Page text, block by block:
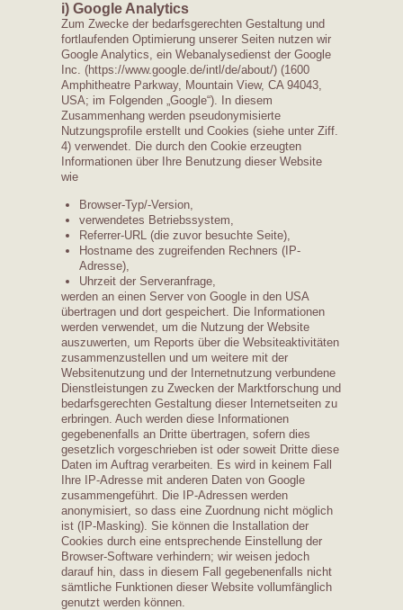
i) Google Analytics
Zum Zwecke der bedarfsgerechten Gestaltung und
fortlaufenden Optimierung unserer Seiten nutzen wir
Google Analytics, ein Webanalysedienst der Google
Inc. (https://www.google.de/intl/de/about/) (1600
Amphitheatre Parkway, Mountain View, CA 94043,
USA; im Folgenden „Google“). In diesem
Zusammenhang werden pseudonymisierte
Nutzungsprofile erstellt und Cookies (siehe unter Ziff.
4) verwendet. Die durch den Cookie erzeugten
Informationen über Ihre Benutzung dieser Website
wie
Browser-Typ/-Version,
verwendetes Betriebssystem,
Referrer-URL (die zuvor besuchte Seite),
Hostname des zugreifenden Rechners (IP-
Adresse),
Uhrzeit der Serveranfrage,
werden an einen Server von Google in den USA
übertragen und dort gespeichert. Die Informationen
werden verwendet, um die Nutzung der Website
auszuwerten, um Reports über die Websiteaktivitäten
zusammenzustellen und um weitere mit der
Websitenutzung und der Internetnutzung verbundene
Dienstleistungen zu Zwecken der Marktforschung und
bedarfsgerechten Gestaltung dieser Internetseiten zu
erbringen. Auch werden diese Informationen
gegebenenfalls an Dritte übertragen, sofern dies
gesetzlich vorgeschrieben ist oder soweit Dritte diese
Daten im Auftrag verarbeiten. Es wird in keinem Fall
Ihre IP-Adresse mit anderen Daten von Google
zusammengeführt. Die IP-Adressen werden
anonymisiert, so dass eine Zuordnung nicht möglich
ist (IP-Masking). Sie können die Installation der
Cookies durch eine entsprechende Einstellung der
Browser-Software verhindern; wir weisen jedoch
darauf hin, dass in diesem Fall gegebenenfalls nicht
sämtliche Funktionen dieser Website vollumfänglich
genutzt werden können.